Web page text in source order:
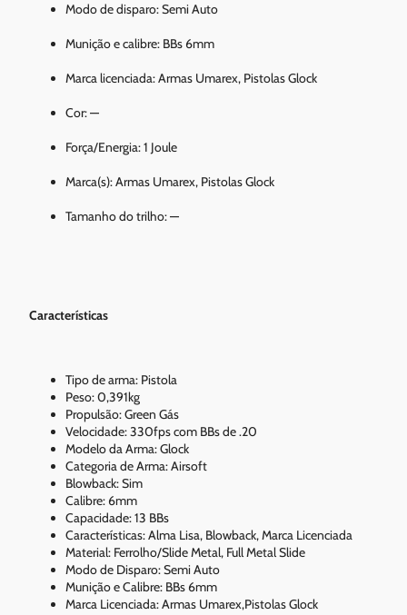
Modo de disparo: Semi Auto
Munição e calibre: BBs 6mm
Marca licenciada: Armas Umarex, Pistolas Glock
Cor: —
Força/Energia: 1 Joule
Marca(s): Armas Umarex, Pistolas Glock
Tamanho do trilho: —
Características
Tipo de arma: Pistola
Peso: 0,391kg
Propulsão: Green Gás
Velocidade: 330fps com BBs de .20
Modelo da Arma: Glock
Categoria de Arma: Airsoft
Blowback: Sim
Calibre: 6mm
Capacidade: 13 BBs
Características: Alma Lisa, Blowback, Marca Licenciada
Material: Ferrolho/Slide Metal, Full Metal Slide
Modo de Disparo: Semi Auto
Munição e Calibre: BBs 6mm
Marca Licenciada: Armas Umarex,Pistolas Glock